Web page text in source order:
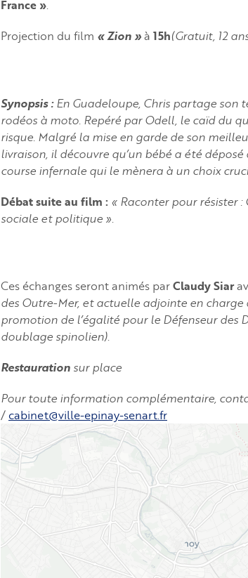
France ».
Projection du film « Zion »à 15h(Gratuit, 12
Synopsis : En Guadeloupe, Chris partage son
rodéos à moto. Repéré par Odell, le caïd du
risque. Malgré la mise en garde de son
livraison, il découvre qu’un bébé a été
course infernale qui le mènera à un choix
Débat suite au film : « Raconter pour résister
sociale et politique ».
Ces échanges seront animés parClaudy Siar
des Outre-Mer, et actuelle adjointe en
promotion de l’égalité pour le Défenseur des
doublage spinolien).
Restauration sur place
Pour toute information complémentaire,
/ cabinet@ville-epinay-senart.fr